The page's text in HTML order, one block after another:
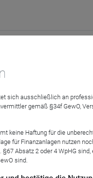
hausInvest zukünftig
veranstalten
sich ausschließlich an
gemäß §34f GewO,
keine Haftung für die
für Finanzanlagen nutzen
Absatz 2 oder 4 WpHG
sind.